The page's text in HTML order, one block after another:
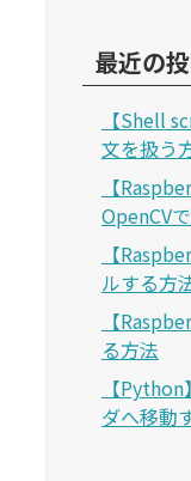
最近の
【Shell
文を扱う
【
OpenCV
【
ルする方
【
る方法
【
ダへ移動